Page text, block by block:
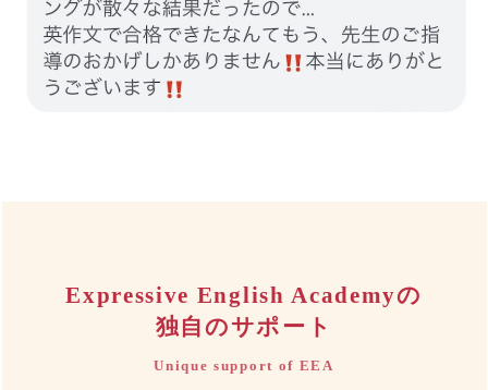
Expressive English Academyの
独自のサポート
Unique support of EEA